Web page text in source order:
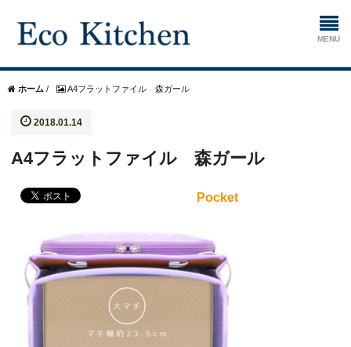
ホーム
生ゴミ処理機
ホーム / A4フラットファイル 森ガール
2018.01.14
A4フラットファイル 森ガール
Pocket